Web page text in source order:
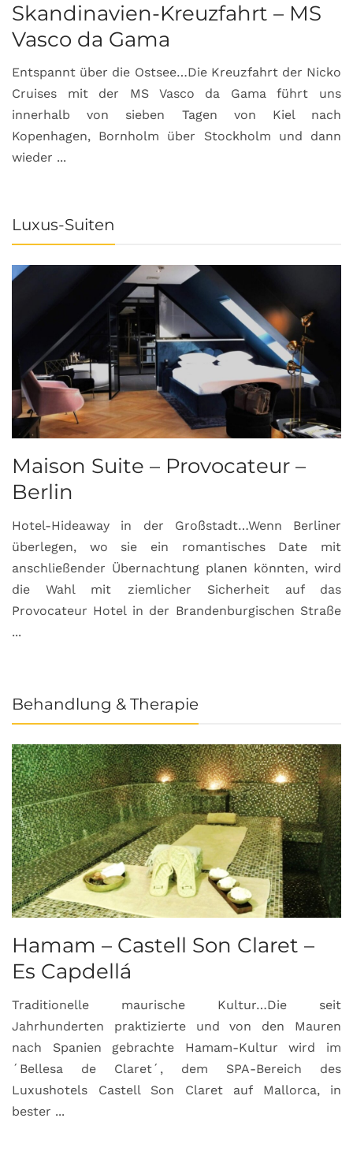
Skandinavien-Kreuzfahrt – MS
Vasco da Gama
Entspannt über die Ostsee…Die Kreuzfahrt der Nicko
Cruises mit der MS Vasco da Gama führt uns
innerhalb von sieben Tagen von Kiel nach
Kopenhagen, Bornholm über Stockholm und dann
wieder ...
Luxus-Suiten
Maison Suite – Provocateur –
Berlin
Hotel-Hideaway in der Großstadt…Wenn Berliner
überlegen, wo sie ein romantisches Date mit
anschließender Übernachtung planen könnten, wird
die Wahl mit ziemlicher Sicherheit auf das
Provocateur Hotel in der Brandenburgischen Straße
...
Behandlung & Therapie
Hamam – Castell Son Claret –
Es Capdellá
Traditionelle maurische Kultur…Die seit
Jahrhunderten praktizierte und von den Mauren
nach Spanien gebrachte Hamam-Kultur wird im
´Bellesa de Claret´, dem SPA-Bereich des
Luxushotels Castell Son Claret auf Mallorca, in
bester ...